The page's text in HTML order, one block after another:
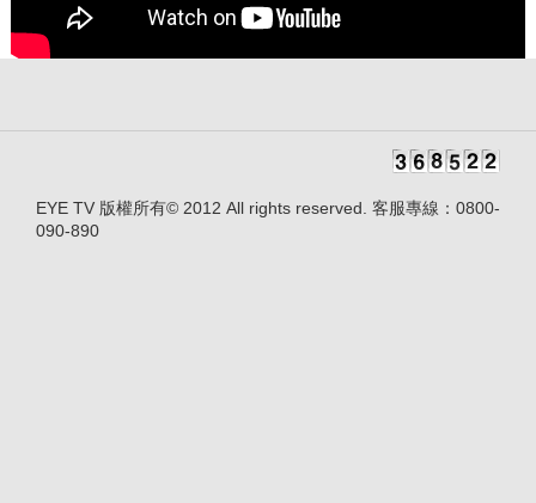
EYE TV 版權所有© 2012 All rights reserved. 客服專線：0800-
090-890